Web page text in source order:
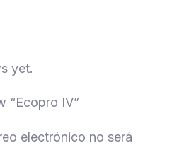
yet.
“Ecopro IV”
electrónico no será